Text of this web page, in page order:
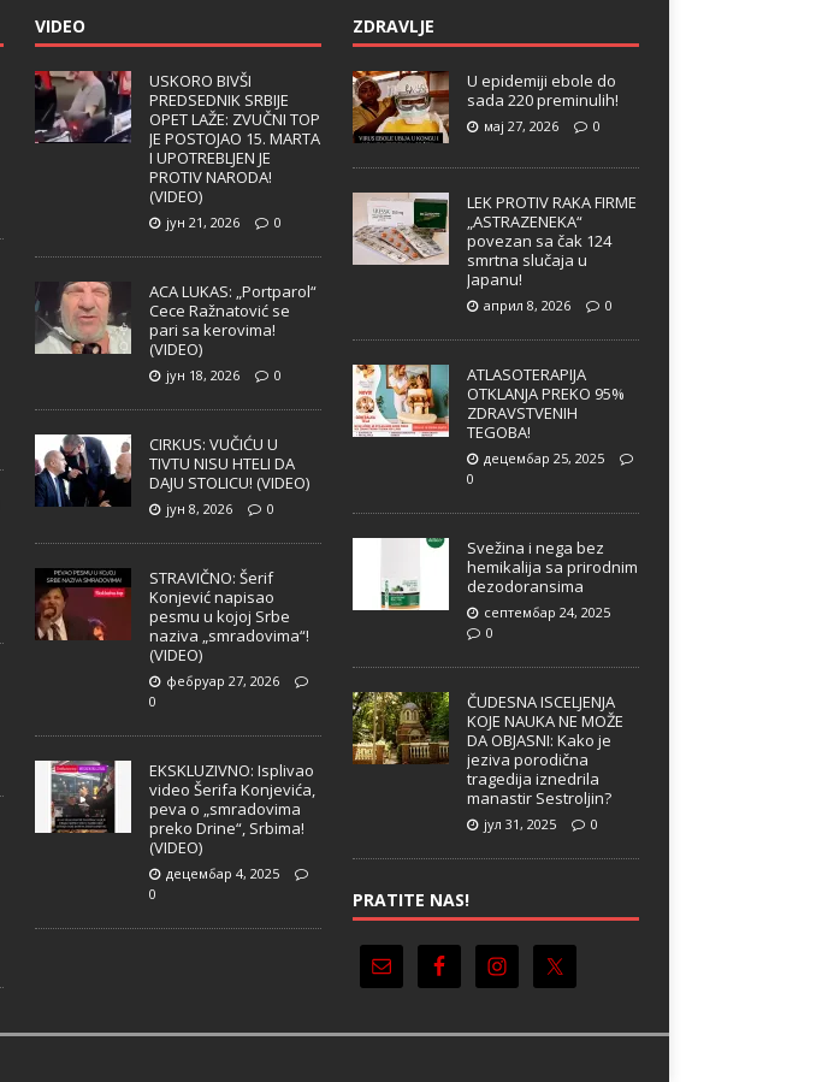
VIDEO
USKORO BIVŠI
PREDSEDNIK SRBIJE
OPET LAŽE: ZVUČNI TOP
JE POSTOJAO 15. MARTA
I UPOTREBLJEN JE
PROTIV NARODA!
(VIDEO)
јун 21, 2026 0
ACA LUKAS: „Portparol“
Cece Ražnatović se
pari sa kerovima!
(VIDEO)
јун 18, 2026 0
CIRKUS: VUČIĆU U
TIVTU NISU HTELI DA
DAJU STOLICU! (VIDEO)
јун 8, 2026 0
STRAVIČNO: Šerif
Konjević napisao
pesmu u kojoj Srbe
naziva „smradovima“!
(VIDEO)
фебруар 27, 2026
0
EKSKLUZIVNO: Isplivao
video Šerifa Konjevića,
peva o „smradovima
preko Drine“, Srbima!
(VIDEO)
децембар 4, 2025
0
ZDRAVLJE
U epidemiji ebole do
sada 220 preminulih!
мај 27, 2026 0
LEK PROTIV RAKA FIRME
„ASTRAZENEKA“
povezan sa čak 124
smrtna slučaja u
Japanu!
април 8, 2026 0
ATLASOTERAPIJA
OTKLANJA PREKO 95%
ZDRAVSTVENIH
TEGOBA!
децембар 25, 2025
0
Svežina i nega bez
hemikalija sa prirodnim
dezodoransima
септембар 24, 2025
0
ČUDESNA ISCELJENJA
KOJE NAUKA NE MOŽE
DA OBJASNI: Kako je
jeziva porodična
tragedija iznedrila
manastir Sestroljin?
јул 31, 2025 0
PRATITE NAS!